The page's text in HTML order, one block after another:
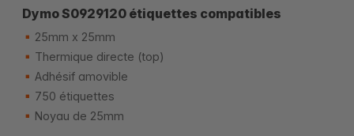
Dymo S0929120 étiquettes compatibles
25mm x 25mm
Thermique directe (top)
Adhésif amovible
750 étiquettes
Noyau de 25mm